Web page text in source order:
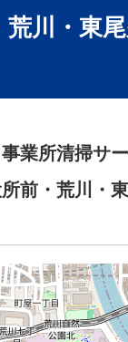
川・東
業所清掃サ
前・荒川・